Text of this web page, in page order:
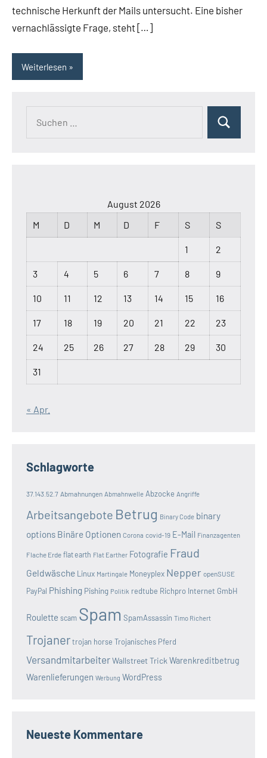
technische Herkunft der Mails untersucht. Eine bisher
vernachlässigte Frage, steht […]
Weiterlesen
Suchen
August 2026
M
D M D F S S
1 2
3 4 5 6 7 8 9
10 11 12 13 14 15 16
17 18 19 20 21 22 23
24 25 26 27 28 29 30
31
« Apr.
Schlagworte
37.143.52.7 Abmahnungen Abmahnwelle Abzocke Angriffe
Arbeitsangebote Betrug Binary Code binary
options Binäre Optionen Corona covid-19 E-Mail Finanzagenten
Flache Erde flat earth Flat Earther Fotografie Fraud
Geldwäsche Linux Martingale Moneyplex Nepper openSUSE
PayPal Phishing Pishing Politik redtube Richpro Internet GmbH
Roulette scam Spam SpamAssassin Timo Richert
Trojanertrojan horse Trojanisches Pferd
VersandmitarbeiterWallstreet Trick Warenkreditbetrug
Warenlieferungen Werbung WordPress
Neueste Kommentare